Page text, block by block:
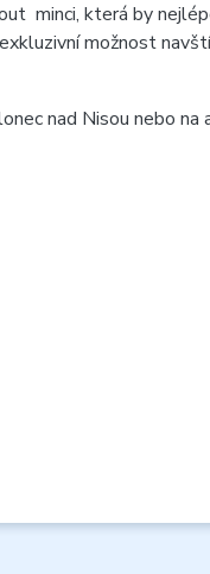
minci, která by
možnost
nad Nisou nebo